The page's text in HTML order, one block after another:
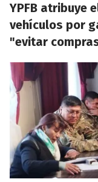
YPFB atribuye
vehículos por
"evitar